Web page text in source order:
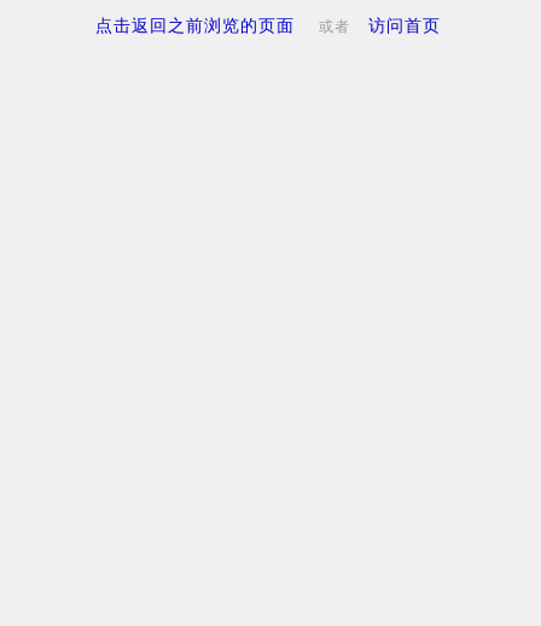
点击返回之前浏览的页面 或者 访问首页